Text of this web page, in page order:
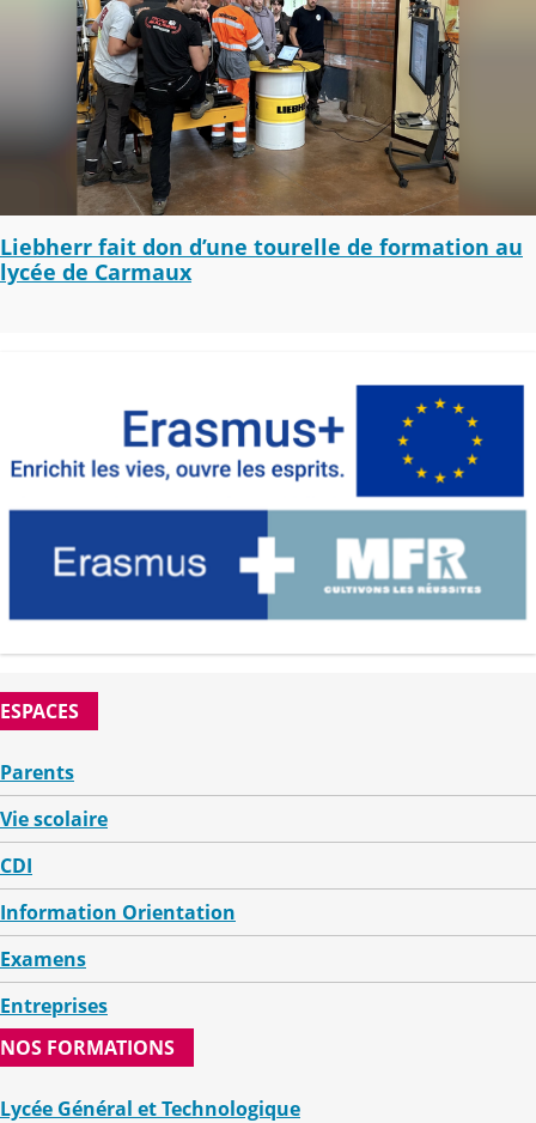
Liebherr fait don d’une tourelle de formation au
lycée de Carmaux
ESPACES
Parents
Vie scolaire
CDI
Information Orientation
Examens
Entreprises
NOS FORMATIONS
Lycée Général et Technologique